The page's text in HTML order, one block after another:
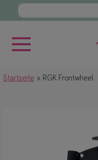
Startseite RGK Frontwheel